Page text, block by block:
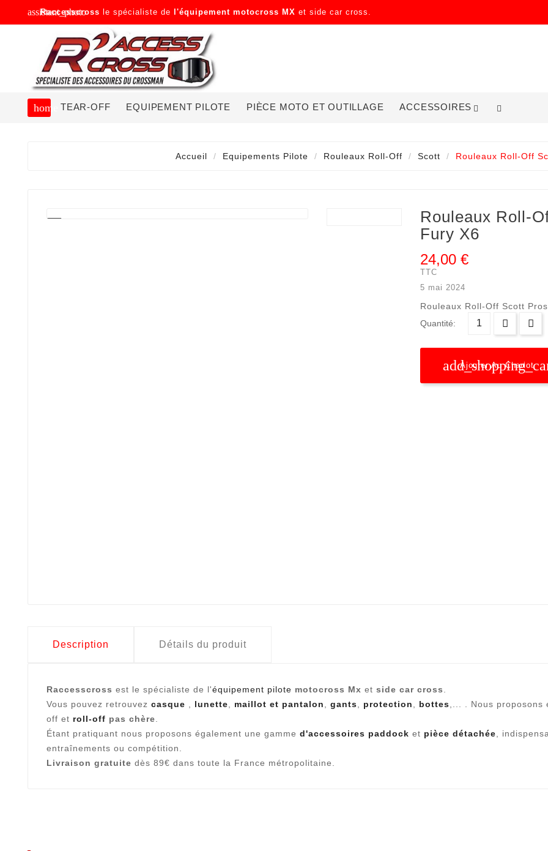
assistant_photo
Raccesscross le spécialiste de l'équipement motocross MX et side car cross.
home TEAR-OFF EQUIPEMENT PILOTE PIÈCE MOTO ET OUTILLAGE ACCESSOIRES
Accueil Equipements Pilote Rouleaux Roll-Off Scott Rouleaux Roll-Off
Rouleaux Roll-
Fury X6
24,00 €
TTC
5 mai 2024
Rouleaux Roll-Off Scott
Quantité:
Ajouter Au Chariot
Description Détails du produit
Raccesscross est le spécialiste de l'équipement pilote motocross Mx et side car cross.
Vous pouvez retrouvez casque , lunette, maillot et pantalon, gants, protection, bottes,... . Nous proposons
off et roll-off pas chère.
Étant pratiquant nous proposons également une gamme d'accessoires paddock et pièce détachée,
entraînements ou compétition.
Livraison gratuite dès 89€ dans toute la France métropolitaine.